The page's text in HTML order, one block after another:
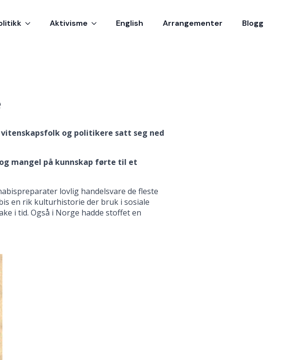
Aktivisme English Arrangementer Blogg
og politikere satt seg ned
mangel på kunnskap førte til et
lovlig handelsvare de fleste
en rik kulturhistorie der bruk i sosiale
i tid. Også i Norge hadde stoffet en